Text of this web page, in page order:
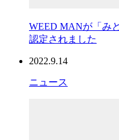
WEED MANが「み
認定されました
2022.9.14
ニュース